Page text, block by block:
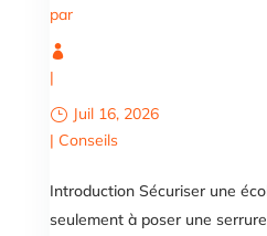
par
|
Juil 16, 2026
| Conseils
Introduction Sécuriser une
seulement à poser une